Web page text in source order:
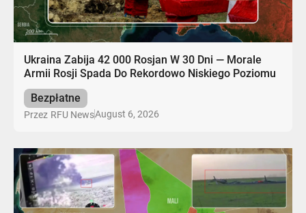
Ukraina Zabija 42 000 Rosjan W 30 Dni — Morale
Armii Rosji Spada Do Rekordowo Niskiego Poziomu
Bezpłatne
Przez RFU NewsAugust 6, 2026